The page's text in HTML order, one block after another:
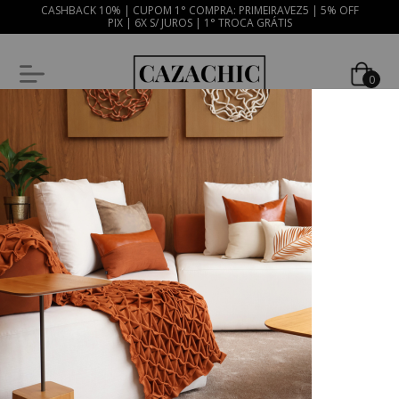
CASHBACK 10% | CUPOM 1° COMPRA: PRIMEIRAVEZ5 | 5% OFF
PIX | 6X S/ JUROS | 1° TROCA GRÁTIS
0